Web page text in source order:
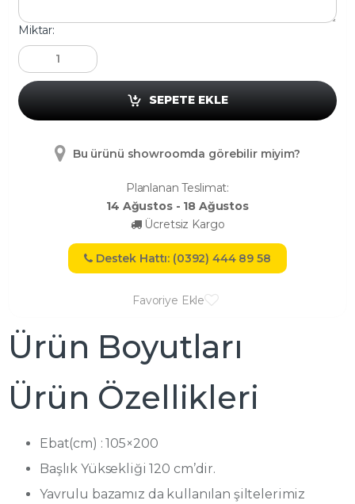
Miktar:
SEPETE EKLE
Bu ürünü showroomda görebilir miyim?
Planlanan Teslimat:
14 Ağustos - 18 Ağustos
Ücretsiz Kargo
Destek Hattı: (0392) 444 89 58
Favoriye Ekle
Ürün Boyutları
Ürün Özellikleri
Ebat(cm) : 105×200
Başlık Yüksekliği 120 cm’dir.
Yavrulu bazamız da kullanılan şiltelerimiz